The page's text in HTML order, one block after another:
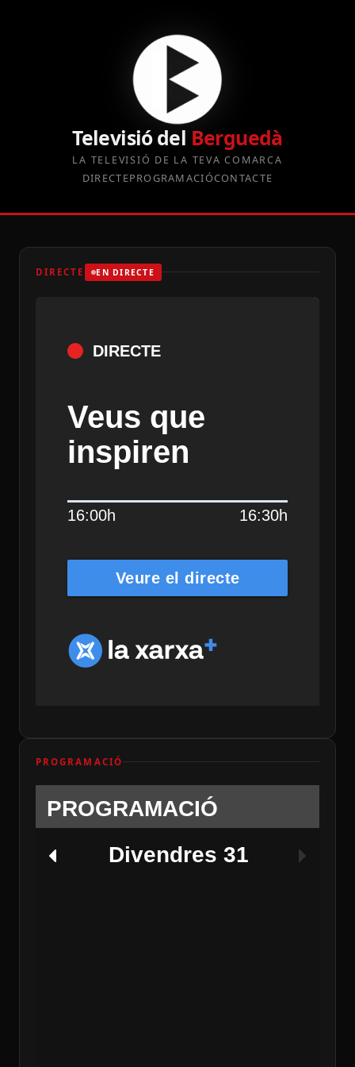
Televisió del Berguedà
LA TELEVISIÓ DE LA TEVA COMARCA
DIRECTEPROGRAMACIÓCONTACTE
DIRECTE EN DIRECTE
DIRECTE
Veus que
inspiren
16:00h 16:30h
Veure el directe
PROGRAMACIÓ
PROGRAMACIÓ
Divendres 31